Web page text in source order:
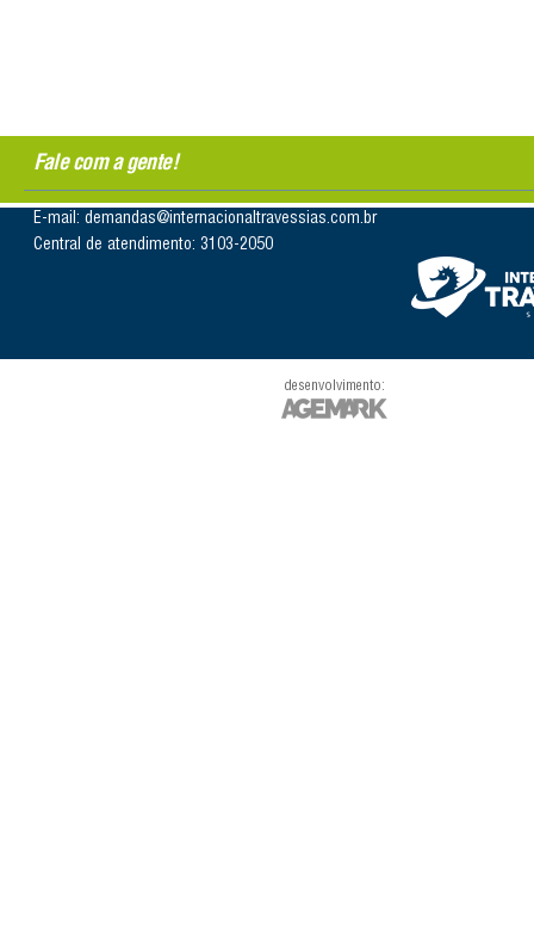
Fale com a gente!
E-mail: demandas@internacionaltravessias.com.br
Central de atendimento: 3103-2050
desenvolvimento: